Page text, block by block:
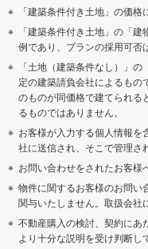
「建築条件付き土地」の価格
「建築条件付き土地」の「
例であり、プランの採用可否
「土地（建築条件なし）」
定の建築請負会社によるもの
のものが同価格で建てられる
るものではありません。
お客様が入力する個人情報を
社に送信され、そこで管理さ
お問い合わせをされたお客様
物件に関するお客様のお問い
関与いたしません。取扱会社
不動産購入の検討、契約にあ
より十分な説明を受け判断し